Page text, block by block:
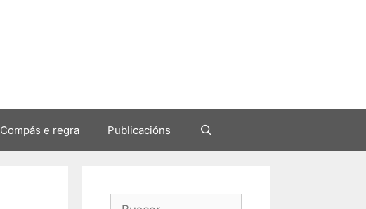
Compás e regra Publicacións
Buscar: